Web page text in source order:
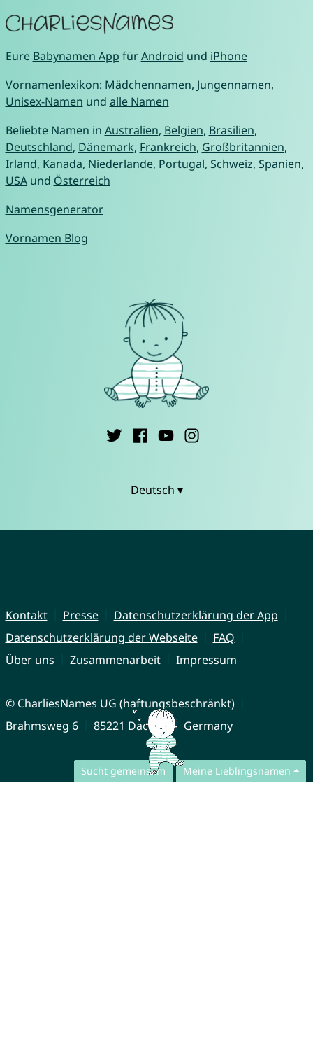
Sucht gemeinsam Meine Lieblingsnamen
Eure Babynamen App fürAndroid und iPhone
Vornamenlexikon: Mädchennamen, Jungennamen,
Unisex-Namen und alle Namen
Beliebte Namen in Australien, Belgien, Brasilien,
Deutschland, Dänemark, Frankreich, Großbritannien,
Irland, Kanada, Niederlande, Portugal, Schweiz, Spanien,
USAund Österreich
Namensgenerator
Vornamen Blog
Deutsch ▾
Kontakt Presse
Datenschutzerklärung der App
Datenschutzerklärung der Webseite
FAQ
Über uns
Zusammenarbeit Impressum
© CharliesNames UG (haftungsbeschränkt)
Brahmsweg 6
85221 Dachau Germany